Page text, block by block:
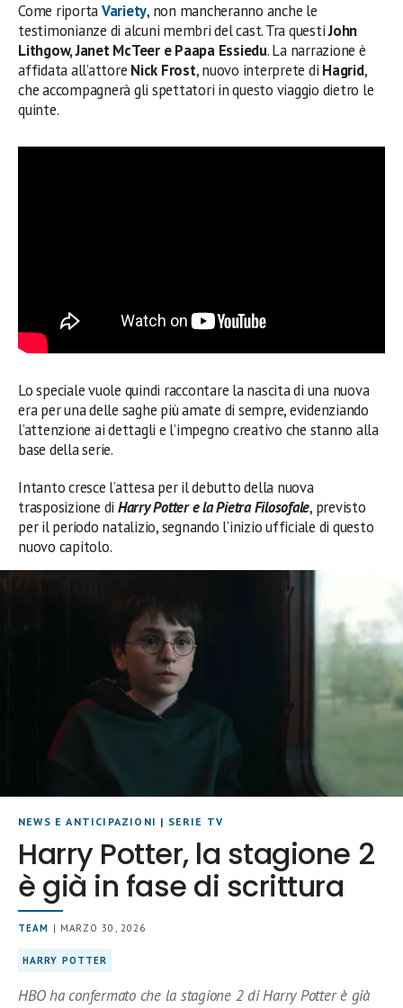
Come riportaVariety, non mancheranno anche le
testimonianze di alcuni membri del cast. Tra questiJohn
Lithgow, Janet McTeer e Paapa Essiedu. La narrazione è
affidata all’attore Nick Frost, nuovo interprete di Hagrid,
che accompagnerà gli spettatori in questo viaggio dietro le
quinte.
Lo speciale vuole quindi raccontare la nascita di una nuova
era per una delle saghe più amate di sempre, evidenziando
l’attenzione ai dettagli e l’impegno creativo che stanno alla
base della serie.
Intanto cresce l’attesa per il debutto della nuova
trasposizione di Harry Potter e la Pietra Filosofale, previsto
per il periodo natalizio, segnando l’inizio ufficiale di questo
nuovo capitolo.
NEWS E ANTICIPAZIONI | SERIE TV
Harry Potter, la stagione 2
è già in fase di scrittura
TEAM | MARZO 30, 2026
HARRY POTTER
HBO ha confermato che la stagione 2 di Harry Potter è già